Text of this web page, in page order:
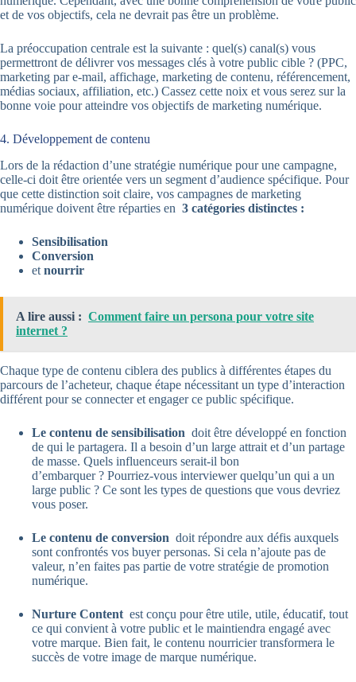
et de vos objectifs, cela ne devrait pas être un problème.
La préoccupation centrale est la suivante : quel(s) canal(s) vous
permettront de délivrer vos messages clés à votre public cible ? (PPC,
marketing par e-mail, affichage, marketing de contenu, référencement,
médias sociaux, affiliation, etc.) Cassez cette noix et vous serez sur la
bonne voie pour atteindre vos objectifs de marketing numérique.
4. Développement de contenu
Lors de la rédaction d’une stratégie numérique pour une campagne,
celle-ci doit être orientée vers un segment d’audience spécifique. Pour
que cette distinction soit claire, vos campagnes de marketing
numérique doivent être réparties en 3 catégories distinctes :
Sensibilisation
Conversion
et nourrir
A lire aussi : Comment faire un persona pour votre site
internet ?
Chaque type de contenu ciblera des publics à différentes étapes du
parcours de l’acheteur, chaque étape nécessitant un type d’interaction
différent pour se connecter et engager ce public spécifique.
Le contenu de sensibilisation doit être développé en fonction
de qui le partagera. Il a besoin d’un large attrait et d’un partage
de masse. Quels influenceurs serait-il bon
d’embarquer ? Pourriez-vous interviewer quelqu’un qui a un
large public ? Ce sont les types de questions que vous devriez
vous poser.
Le contenu de conversion doit répondre aux défis auxquels
sont confrontés vos buyer personas. Si cela n’ajoute pas de
valeur, n’en faites pas partie de votre stratégie de promotion
numérique.
Nurture Content est conçu pour être utile, utile, éducatif, tout
ce qui convient à votre public et le maintiendra engagé avec
votre marque. Bien fait, le contenu nourricier transformera le
succès de votre image de marque numérique.